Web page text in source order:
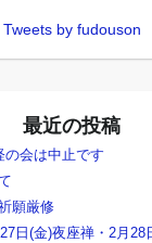
Tweets by fudouson
最近の投稿
の会は中止です
願厳修
日(金)夜座禅・2月28